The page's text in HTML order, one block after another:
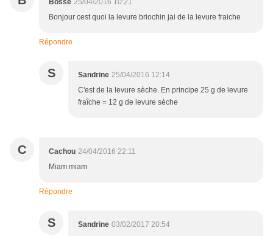
Bossé 25/04/2016 10:21
Bonjour cest quoi la levure briochin jai de la levure fraiche
Répondre
S Sandrine 25/04/2016 12:14
C'est de la levure sèche. En principe 25 g de levure
fraîche = 12 g de levure sèche
C Cachou 24/04/2016 22:11
Miam miam
Répondre
S Sandrine 03/02/2017 20:54